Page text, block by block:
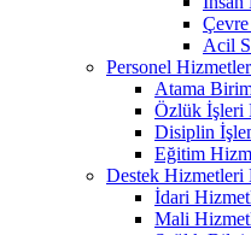
Acil
Personel
Atama
Özlük İşleri
Disiplin
Eğitim
Destek Hizmetleri
İdari
Mali